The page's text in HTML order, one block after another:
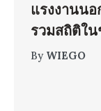
แรงงานนอ
รวมสถิติใ
By WIEGO